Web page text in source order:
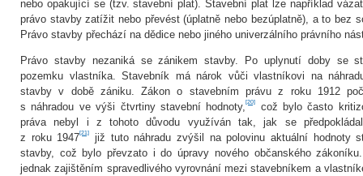
nebo opakující se (tzv. stavební plat). Stavební plat lze například
právo stavby zatížit nebo převést (úplatně nebo bezúplatně), a to bez
Právo stavby přechází na dědice nebo jiného univerzálního právního
Právo stavby nezaniká se zánikem stavby. Po uplynutí doby se
pozemku vlastníka. Stavebník má nárok vůči vlastníkovi na
stavby v době zániku. Zákon o stavebním právu z roku 1912
s náhradou ve výši čtvrtiny stavební hodnoty,[20]
což bylo často
práva nebyl i z tohoto důvodu využíván tak, jak se
z roku 1947[21]
již tuto náhradu zvýšil na polovinu aktuální hodnoty
stavby, což bylo převzato i do úpravy nového občanského
jednak zajištěním spravedlivého vyrovnání mezi stavebníkem a